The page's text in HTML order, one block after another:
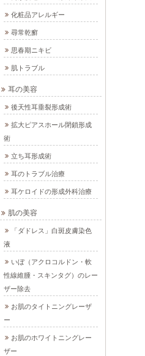
化粧品アレルギー
尋常乾癬
思春期ニキビ
肌トラブル
耳の美容
後天性耳垂裂形成術
拡大ピアスホール閉鎖形成
術
立ち耳形成術
耳のトラブル治療
耳ケロイドの形成外科治療
肌の美容
「ダドレス」白斑皮膚染色
液
いぼ（アクロコルドン・軟
性線維腫・スキンタグ）のレー
ザー除去
お肌のタイトニングレーザ
ー
お肌のホワイトニングレー
ザー